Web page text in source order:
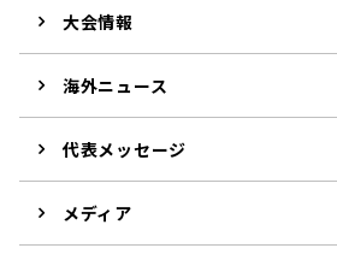
大会情報
海外ニュース
代表メッセージ
メディア